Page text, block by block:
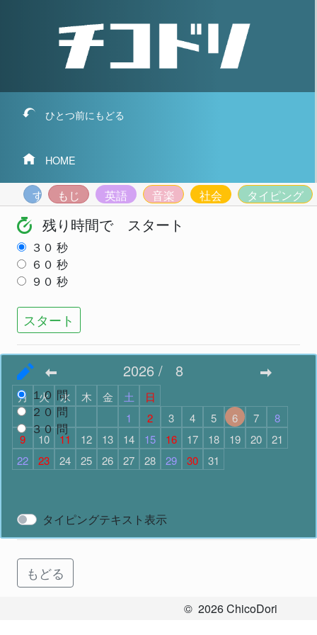
ひとつ前にもどる
HOME
2026 / 8
月 火 水 木 金 土
日
1
2 3 4 5 6 7
8
9
10 11 12 13 14 15 16 17 18 19 20
21
22
23 24 25 26 27 28 29 30 31
すうじもじ 英語 音楽 社会 タイピング
残り時間で スタート
３０ 秒
６０ 秒
９０ 秒
スタート
問題数 で スタート
１０ 問
２０問
３０問
スタート
タイピングテキスト表示
もどる
© 2026ChicoDori